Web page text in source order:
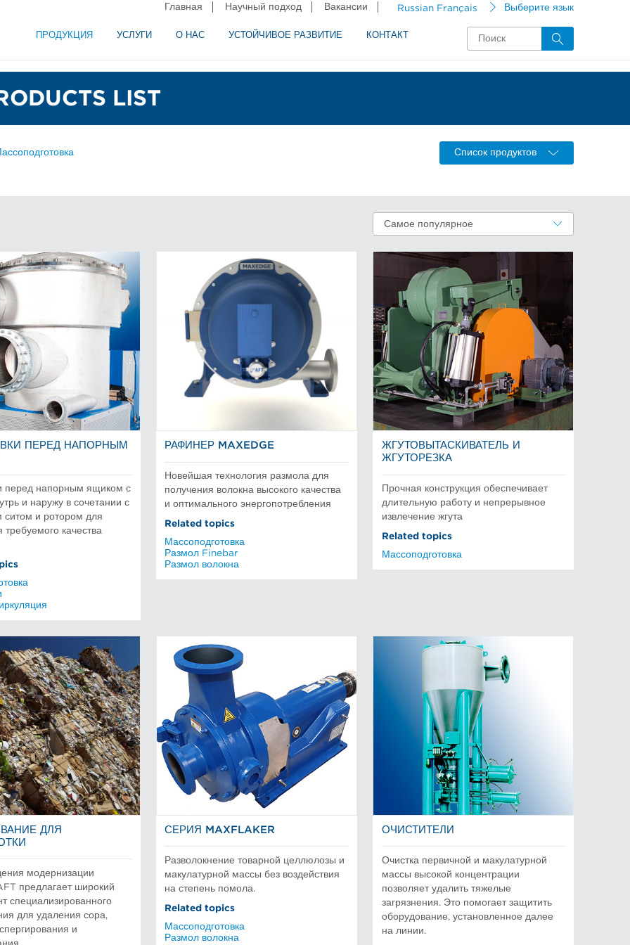
Russian Français Выберите язык
Главная Научный подход Вакансии
ПРОДУКЦИЯ УСЛУГИ О НАС УСТОЙЧИВОЕ РАЗВИТИЕ КОНТАКТ
LIST
Список продуктов
Самое популярное
ПЕРЕД НАПОРНЫМ
перед напорным ящиком с
и наружу в сочетании с
и ротором для
требуемого качества
РАФИНЕР MAXEDGE
Новейшая технология размола для
получения волокна высокого качества
и оптимального энергопотребления
Related topics
Массоподготовка
Размол Finebar
Размол волокна
ЖГУТОВЫТАСКИВАТЕЛЬ И
ЖГУТОРЕЗКА
Прочная конструкция обеспечивает
длительную работу и непрерывное
извлечение жгута
Related topics
Массоподготовка
ДЛЯ
модернизации
предлагает широкий
специализированного
для удаления сора,
и
СЕРИЯ MAXFLAKER
Разволокнение товарной целлюлозы и
макулатурной массы без воздействия
на степень помола.
Related topics
Массоподготовка
Размол волокна
ОЧИСТИТЕЛИ
Очистка первичной и макулатурной
массы высокой концентрации
позволяет удалить тяжелые
загрязнения. Это помогает защитить
оборудование, установленное далее
на линии.